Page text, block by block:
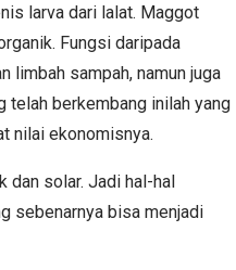
larva dari lalat. Maggot
Fungsi daripada
limbah sampah, namun juga
telah berkembang inilah yang
nilai ekonomisnya.
dan solar. Jadi hal-hal
sebenarnya bisa menjadi